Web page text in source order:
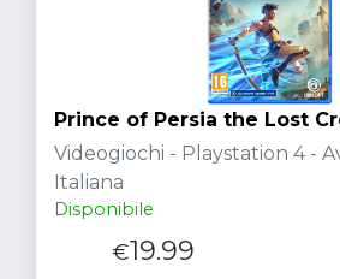
Prince of Persia the Lost
Videogiochi - Playstation 4 -
Italiana
Disponibile
€19.99